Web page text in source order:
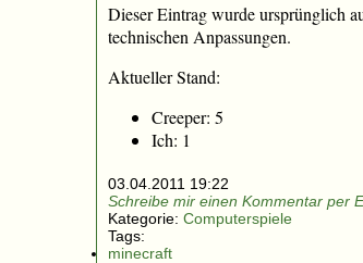
Dieser Eintrag wurde ursprünglich
technischen Anpassungen.
Aktueller Stand:
Creeper: 5
Ich: 1
03.04.2011 19:22
Schreibe mir einen Kommentar per
Kategorie: Computerspiele
Tags:
minecraft